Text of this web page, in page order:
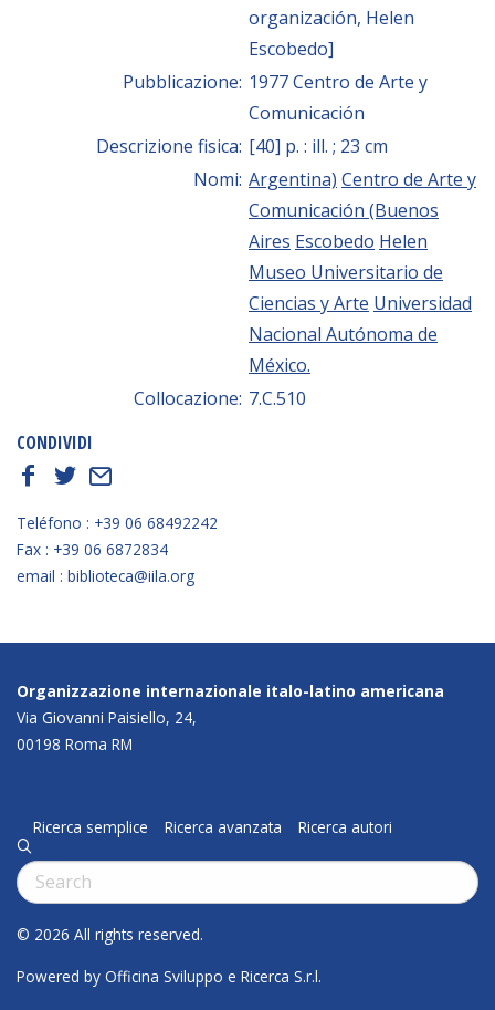
organización, Helen
Escobedo]
Pubblicazione: 1977 Centro de Arte y
Comunicación
Descrizione fisica: [40] p. : ill. ; 23 cm
Nomi: Argentina) Centro de Arte y
Comunicación (Buenos
Aires Escobedo Helen
Museo Universitario de
Ciencias y Arte Universidad
Nacional Autónoma de
México.
Collocazione: 7.C.510
CONDIVIDI
f
t E
Teléfono : +39 06 68492242
Fax : +39 06 6872834
email : biblioteca@iila.org
Organizzazione internazionale italo-latino americana
Via Giovanni Paisiello, 24,
00198 Roma RM
Ricerca semplice Ricerca avanzata Ricerca autori
q
Cerca:
© 2026 All rights reserved.
Powered by Officina Sviluppo e Ricerca S.r.l.